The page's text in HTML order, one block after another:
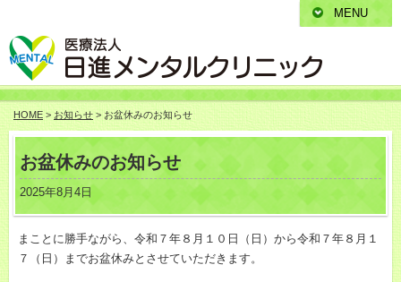
HOME > お知らせ > お盆休みのお知らせ
お盆休みのお知らせ
2025年8月4日
まことに勝手ながら、令和７年８月１０日（日）から令和７年８月１
７（日）までお盆休みとさせていただきます。
MENU